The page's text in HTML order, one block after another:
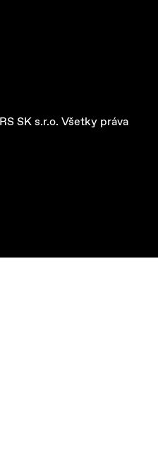
SK s.r.o. Všetky práva